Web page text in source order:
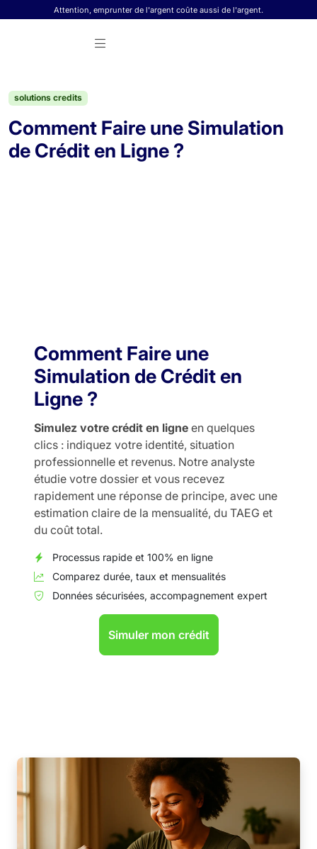
Skip to contentAttention, emprunter de l'argent coûte aussi de l'argent.
solutions credits
Comment Faire une Simulation
de Crédit en Ligne ?
Comment Faire une
Simulation de Crédit en
Ligne ?
Simulez votre crédit en ligne en quelques
clics : indiquez votre identité, situation
professionnelle et revenus. Notre analyste
étudie votre dossier et vous recevez
rapidement une réponse de principe, avec une
estimation claire de la mensualité, du TAEG et
du coût total.
Processus rapide et 100% en ligne
Comparez durée, taux et mensualités
Données sécurisées, accompagnement expert
Simuler mon crédit